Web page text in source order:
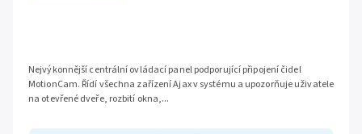
Nejvýkonnější centrální ovládací panel podporující připojení čidel
MotionCam. Řídí všechna zařízení Ajax v systému a upozorňuje uživatele
na otevřené dveře, rozbití okna,...